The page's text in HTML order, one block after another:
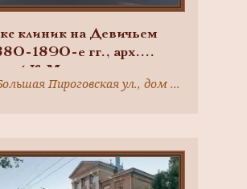
клиник на Девичьем
1890-е гг., арх.
К.М.
Москва, Большая Пироговская ул., дом 2, строение 1, 2, 3, 4, 5, 6, 7, 8, 9, 13; д.4 стр.2; д.6 стр.8; Абрикосовский пер. д.1 стр.1; Еланского пер. д.2 стр.1, 2;